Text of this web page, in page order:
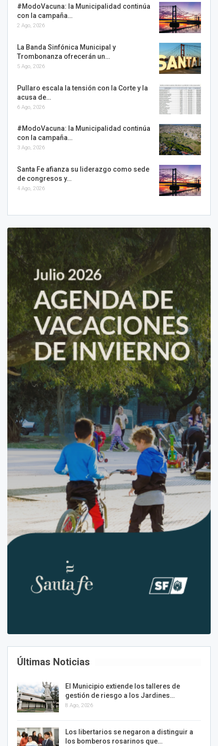
#ModoVacuna: la Municipalidad continúa
con la campaña…
2 Ago, 2026
La Banda Sinfónica Municipal y
Trombonanza ofrecerán un…
5 Ago, 2026
Pullaro escala la tensión con la Corte y la
acusa de…
6 Ago, 2026
#ModoVacuna: la Municipalidad continúa
con la campaña…
3 Ago, 2026
Santa Fe afianza su liderazgo como sede
de congresos y…
4 Ago, 2026
Últimas Noticias
El Municipio extiende los talleres de
gestión de riesgo a los Jardines…
8 Ago, 2026
Los libertarios se negaron a distinguir a
los bomberos rosarinos que…